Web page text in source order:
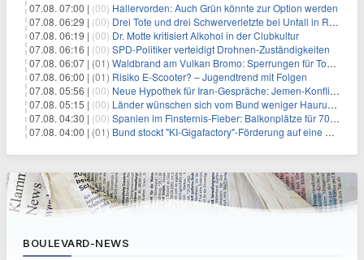
07.08. 07:00 | (00) Hallervorden: Auch Grün könnte zur Option werden
07.08. 06:29 | (00) Drei Tote und drei Schwerverletzte bei Unfall in Rheinland-Pfalz
07.08. 06:19 | (00) Dr. Motte kritisiert Alkohol in der Clubkultur
07.08. 06:16 | (00) SPD-Politiker verteidigt Drohnen-Zuständigkeiten
07.08. 06:07 | (01) Waldbrand am Vulkan Bromo: Sperrungen für Touristen
07.08. 06:00 | (01) Risiko E-Scooter? – Jugendtrend mit Folgen
07.08. 05:56 | (00) Neue Hypothek für Iran-Gespräche: Jemen-Konflikt eskaliert
07.08. 05:15 | (00) Länder wünschen sich vom Bund weniger Hauruck-Gesetzgebung
07.08. 04:30 | (00) Spanien im Finsternis-Fieber: Balkonplätze für 700 Euro
07.08. 04:00 | (01) Bund stockt "KI-Gigafactory"-Förderung auf eine Milliarde Euro auf
BOULEVARD-NEWS